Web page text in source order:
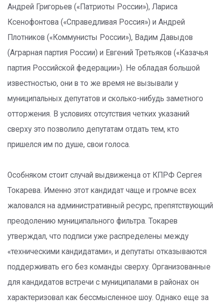
Андрей Григорьев («Патриоты России»), Лариса
Ксенофонтова («Справедливая Россия») и Андрей
Плотников («Коммунисты России»), Вадим Давыдов
(Аграрная партия России) и Евгений Третьяков («Казачья
партия Российской федерации»). Не обладая большой
известностью, они в то же время не вызывали у
муниципальных депутатов и сколько-нибудь заметного
отторжения. В условиях отсутствия четких указаний
сверху это позволило депутатам отдать тем, кто
пришелся им по душе, свои голоса.
Особняком стоит случай выдвиженца от КПРФ Сергея
Токарева. Именно этот кандидат чаще и громче всех
жаловался на административный ресурс, препятствующий
преодолению муниципального фильтра. Токарев
утверждал, что подписи уже распределены между
«техническими кандидатами», и депутаты отказываются
поддерживать его без команды сверху. Организованные
для кандидатов встречи с муниципалами в районах он
характеризовал как бессмысленное шоу. Однако еще за